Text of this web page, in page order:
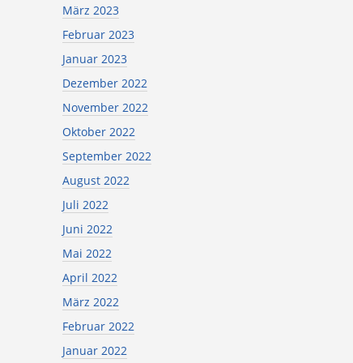
März 2023
Februar 2023
Januar 2023
Dezember 2022
November 2022
Oktober 2022
September 2022
August 2022
Juli 2022
Juni 2022
Mai 2022
April 2022
März 2022
Februar 2022
Januar 2022